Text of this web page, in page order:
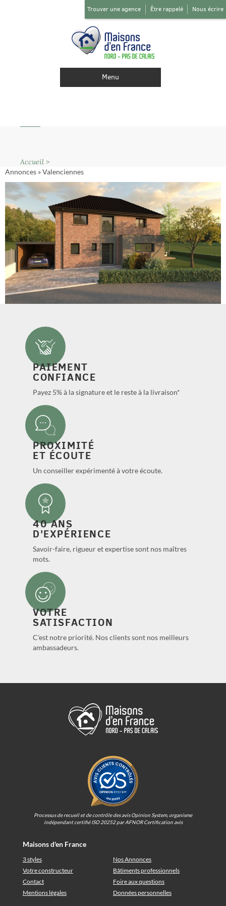
Trouver une agence Être rappelé Nous écrire
Menu
Accueil >
Annonces »Valenciennes
PAIEMENT
CONFIANCE
Payez 5% à la signature et le reste à la livraison*
PROXIMITÉ
ET ÉCOUTE
Un conseiller expérimenté à votre écoute.
40 ANS
D'EXPÉRIENCE
Savoir-faire, rigueur et expertise sont nos maîtres
mots.
VOTRE
SATISFACTION
C'est notre priorité. Nos clients sont nos meilleurs
ambassadeurs.
Processus de recueil et de contrôle des avis Opinion System, organisme
indépendant certifié ISO 20252 par AFNOR Certification avis
Maisons d'en France
3 styles
Nos Annonces
Votre constructeur
Bâtiments professionnels
Contact
Foire aux questions
Mentions légales
Données personnelles